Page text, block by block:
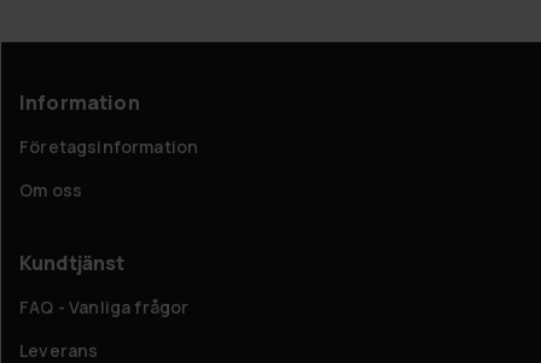
Information
Företagsinformation
Om oss
Kundtjänst
FAQ - Vanliga frågor
Leverans